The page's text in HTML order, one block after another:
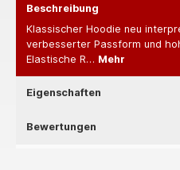
Beschreibung
Klassischer Hoodie neu
verbesserter Passform und
Elastische R… Mehr
Eigenschaften
Bewertungen